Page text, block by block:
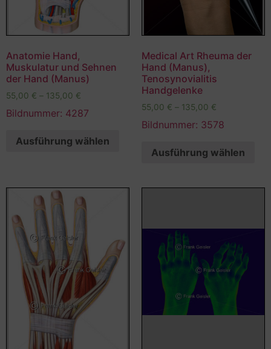
Anatomie Hand,
Muskulatur und Sehnen
der Hand (Manus)
55,00 € – 135,00 €
Bildnummer: 4287
Ausführung wählen
Medical Art Rheuma der
Hand (Manus),
Tenosynovialitis
Handgelenke
55,00 € – 135,00 €
Bildnummer: 3578
Ausführung wählen